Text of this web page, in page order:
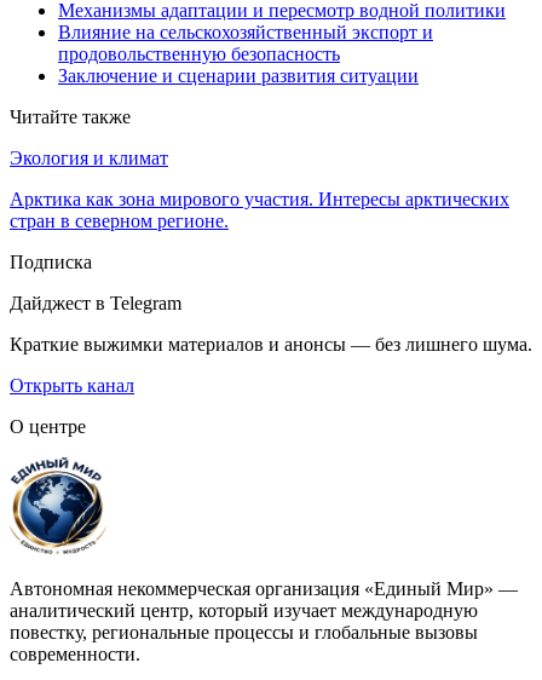
Механизмы адаптации и пересмотр водной политики
Влияние на сельскохозяйственный экспорт и
продовольственную безопасность
Заключение и сценарии развития ситуации
Читайте также
Экология и климат
Арктика как зона мирового участия. Интересы арктических
стран в северном регионе.
Подписка
Дайджест в Telegram
Краткие выжимки материалов и анонсы — без лишнего шума.
Открыть канал
О центре
Автономная некоммерческая организация «Единый Мир» —
аналитический центр, который изучает международную
повестку, региональные процессы и глобальные вызовы
современности.